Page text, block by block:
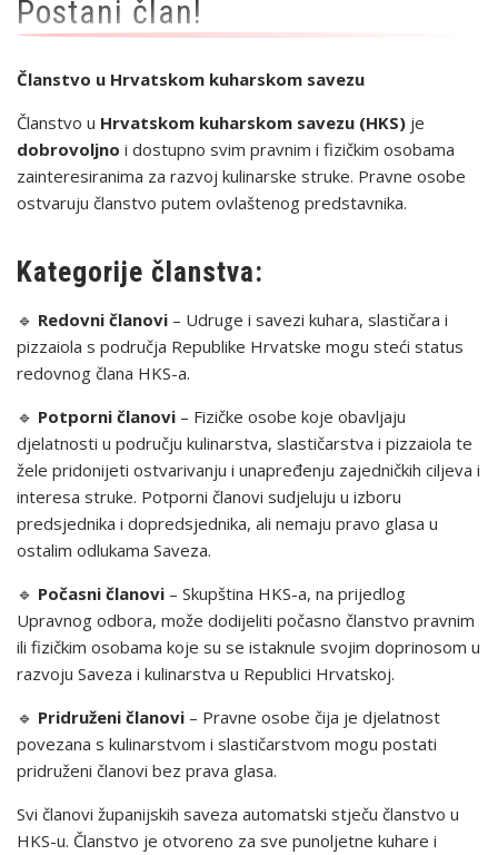
Postani član!
Članstvo u Hrvatskom kuharskom savezu
Članstvo u Hrvatskom kuharskom savezu (HKS) je
dobrovoljno i dostupno svim pravnim i fizičkim osobama
zainteresiranima za razvoj kulinarske struke. Pravne osobe
ostvaruju članstvo putem ovlaštenog predstavnika.
Kategorije članstva:
🔹 Redovni članovi – Udruge i savezi kuhara, slastičara i
pizzaiola s područja Republike Hrvatske mogu steći status
redovnog člana HKS-a.
🔹 Potporni članovi – Fizičke osobe koje obavljaju
djelatnosti u području kulinarstva, slastičarstva i pizzaiola te
žele pridonijeti ostvarivanju i unapređenju zajedničkih ciljeva i
interesa struke. Potporni članovi sudjeluju u izboru
predsjednika i dopredsjednika, ali nemaju pravo glasa u
ostalim odlukama Saveza.
🔹 Počasni članovi – Skupština HKS-a, na prijedlog
Upravnog odbora, može dodijeliti počasno članstvo pravnim
ili fizičkim osobama koje su se istaknule svojim doprinosom u
razvoju Saveza i kulinarstva u Republici Hrvatskoj.
🔹 Pridruženi članovi – Pravne osobe čija je djelatnost
povezana s kulinarstvom i slastičarstvom mogu postati
pridruženi članovi bez prava glasa.
Svi članovi županijskih saveza automatski stječu članstvo u
HKS-u. Članstvo je otvoreno za sve punoljetne kuhare i